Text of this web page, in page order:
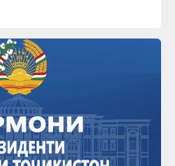
ташаббусҳои